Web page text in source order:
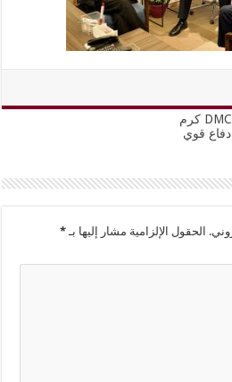
خلال جولته التفقدية بقناة DMC كرم
قوي
الحقول الإلزامية مشار إليها بـ*